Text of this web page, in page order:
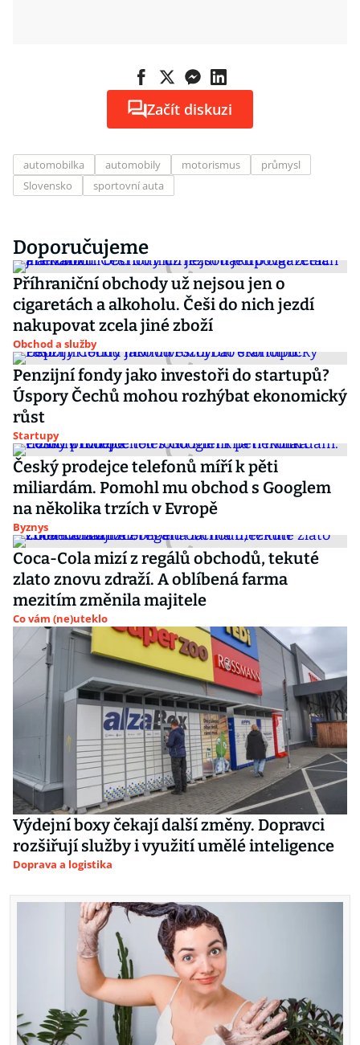
Začít diskuzi
automobilka automobily motorismus
průmysl
Slovensko
sportovní auta
Doporučujeme
Příhraniční obchody už nejsou jen o
cigaretách a alkoholu. Češi do nich jezdí
nakupovat zcela jiné zboží
Obchod a služby
Penzijní fondy jako investoři do startupů?
Úspory Čechů mohou rozhýbat ekonomický
růst
Startupy
Český prodejce telefonů míří k pěti
miliardám. Pomohl mu obchod s Googlem
na několika trzích v Evropě
Byznys
Coca-Cola mizí z regálů obchodů, tekuté
zlato znovu zdraží. A oblíbená farma
mezitím změnila majitele
Co vám (ne)uteklo
Výdejní boxy čekají další změny. Dopravci
rozšiřují služby i využití umělé inteligence
Doprava a logistika